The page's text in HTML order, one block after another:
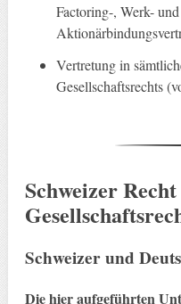
Factoring-, Werk-
Vertretung in
Gesellschaftsrechts
Schweizer
Schweizer und
Die hier aufgeführten